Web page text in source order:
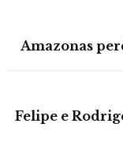
Amazonas
Felipe e